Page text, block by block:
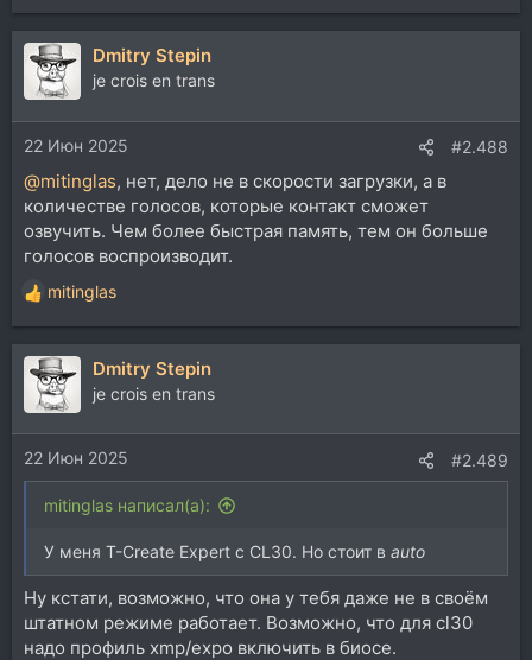
Dmitry Stepin
je crois en trans
22 Июн 2025 #2.488
@mitinglas, нет, дело не в скорости загрузки, а в
количестве голосов, которые контакт сможет
озвучить. Чем более быстрая память, тем он больше
голосов воспроизводит.
Р
е
а
к
и
и
:
mitinglas
Dmitry Stepin
je crois en trans
22 Июн 2025 #2.489
mitinglas написал(а):
У меня T-Create Expert с CL30. Но стоит в auto
Ну кстати, возможно, что она у тебя даже не в своём
штатном режиме работает. Возможно, что для cl30
надо профиль xmp/expo включить в биосе.